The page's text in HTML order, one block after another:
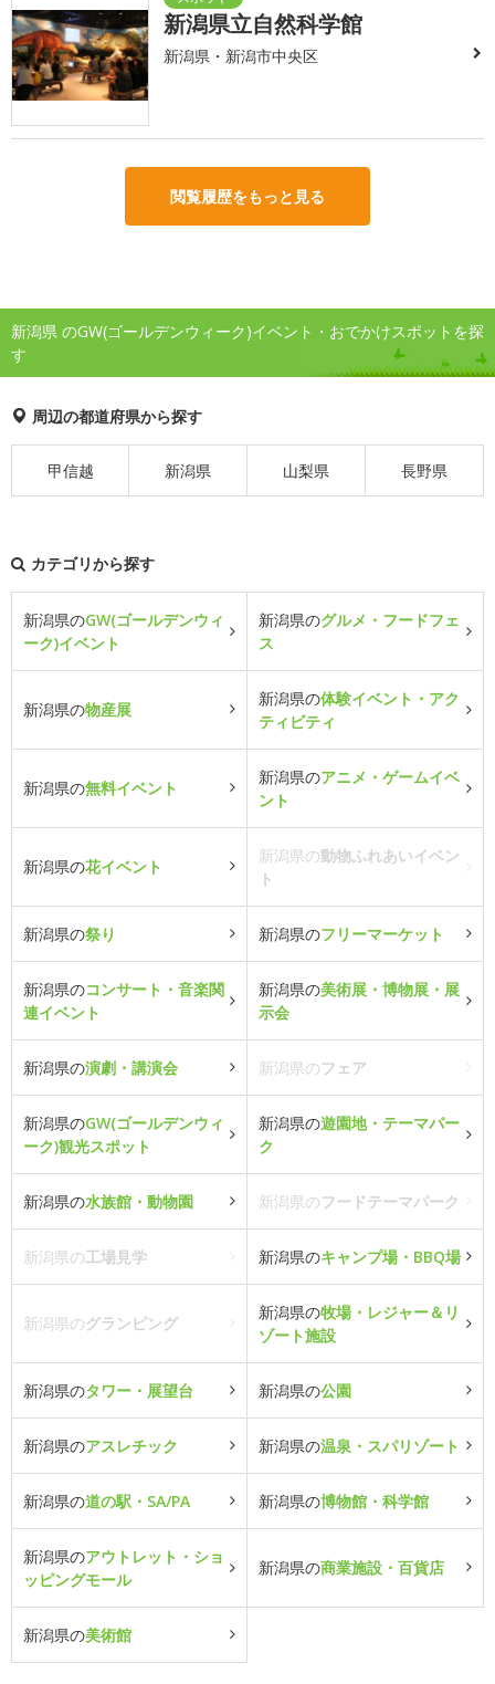
新潟県立自然科学館
新潟県・新潟市中央区
閲覧履歴をもっと見る
新潟県 のGW(ゴールデンウィーク)イベント・おでかけスポットを探
す
周辺の都道府県から探す
甲信越 新潟県 山梨県 長野県
カテゴリから探す
新潟県のGW(ゴールデンウィ
ーク)イベント
新潟県のグルメ・フードフェ
ス
新潟県の物産展
新潟県の体験イベント・アク
ティビティ
新潟県の無料イベント
新潟県のアニメ・ゲームイベ
ント
新潟県の花イベント
新潟県の動物ふれあいイベン
ト
新潟県の祭り 新潟県のフリーマーケット
新潟県のコンサート・音楽関
連イベント
新潟県の美術展・博物展・展
示会
新潟県の演劇・講演会 新潟県のフェア
新潟県のGW(ゴールデンウィ
ーク)観光スポット
新潟県の遊園地・テーマパー
ク
新潟県の水族館・動物園 新潟県のフードテーマパーク
新潟県の工場見学 新潟県のキャンプ場・BBQ場
新潟県のグランピング
新潟県の牧場・レジャー＆リ
ゾート施設
新潟県のタワー・展望台 新潟県の公園
新潟県のアスレチック 新潟県の温泉・スパリゾート
新潟県の道の駅・SA/PA 新潟県の博物館・科学館
新潟県のアウトレット・ショ
ッピングモール
新潟県の商業施設・百貨店
新潟県の美術館